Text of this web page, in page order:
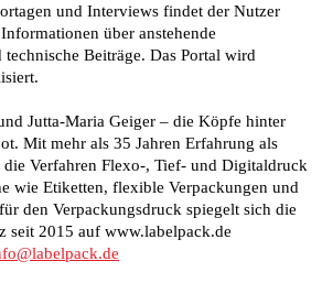
und Interviews findet der Nutzer
über anstehende
technische Beiträge. Das Portal wird
Jutta-Maria Geiger – die Köpfe hinter
Mit mehr als 35 Jahren Erfahrung als
Verfahren Flexo-, Tief- und Digitaldruck
wie Etiketten, flexible Verpackungen und
den Verpackungsdruck spiegelt sich die
seit 2015 auf www.labelpack.de